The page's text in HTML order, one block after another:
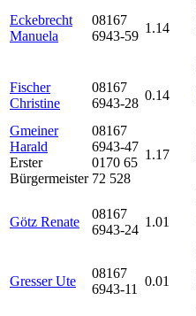
Eckebrecht
Manuela
08167
6943-59
1.14
Fischer
Christine
08167
6943-28
0.14
Gmeiner
Harald
Erster
Bürgermeister
08167
6943-47
0170 65
72 528
1.17
Götz Renate
08167
6943-24
1.01
Gresser Ute
08167
6943-11
0.01